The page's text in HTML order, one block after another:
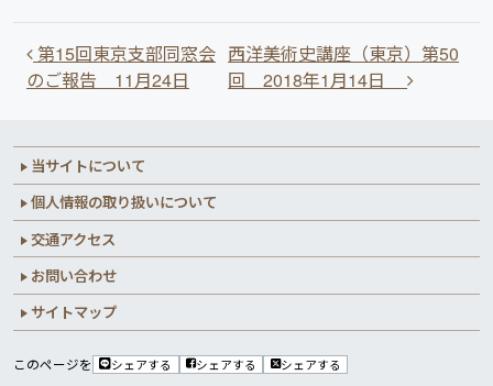
投稿ナビゲーション
第15回東京支部同窓会
のご報告 11月24日
西洋美術史講座（東京）第50
回 2018年1月14日
当サイトについて
個人情報の取り扱いについて
交通アクセス
お問い合わせ
サイトマップ
このページを シェアする シェアする シェアする